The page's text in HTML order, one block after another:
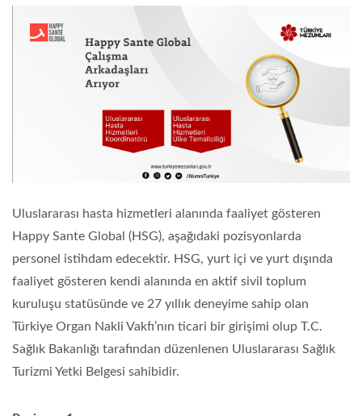
Uluslararası hasta hizmetleri alanında faaliyet gösteren
Happy Sante Global (HSG), aşağıdaki pozisyonlarda
personel istihdam edecektir. HSG, yurt içi ve yurt dışında
faaliyet gösteren kendi alanında en aktif sivil toplum
kuruluşu statüsünde ve 27 yıllık deneyime sahip olan
Türkiye Organ Nakli Vakfı’nın ticari bir girişimi olup T.C.
Sağlık Bakanlığı tarafından düzenlenen Uluslararası Sağlık
Turizmi Yetki Belgesi sahibidir.